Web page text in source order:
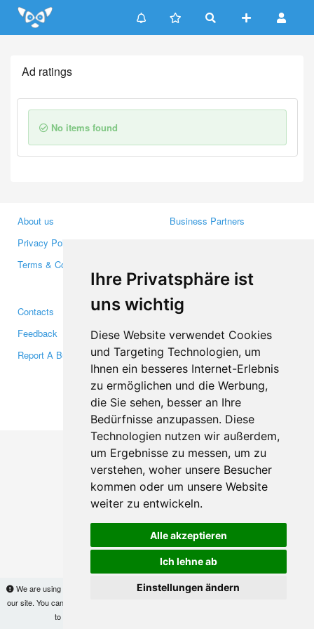
Ihre Privatsphäre ist
uns wichtig
Diese Website verwendet Cookies
und Targeting Technologien, um
Ihnen ein besseres Internet-Erlebnis
zu ermöglichen und die Werbung,
die Sie sehen, besser an Ihre
Bedürfnisse anzupassen. Diese
Technologien nutzen wir außerdem,
um Ergebnisse zu messen, um zu
verstehen, woher unsere Besucher
kommen oder um unsere Website
weiter zu entwickeln.
Alle akzeptieren
Ich lehne ab
Einstellungen ändern
Update cookies preferences
We are using cookies to provide statistics that help us give you the best experience of
our site. You can find out more
to use the site without changes, you are agreeing to it.
Ad ratings
No items found
About us
Privacy Policy
Terms & Conditions
Business Partners
Media
Contacts
Feedback
Report A Bug
Facebook
Twitter
YouTube
Google+
Makis© Copyright 2026